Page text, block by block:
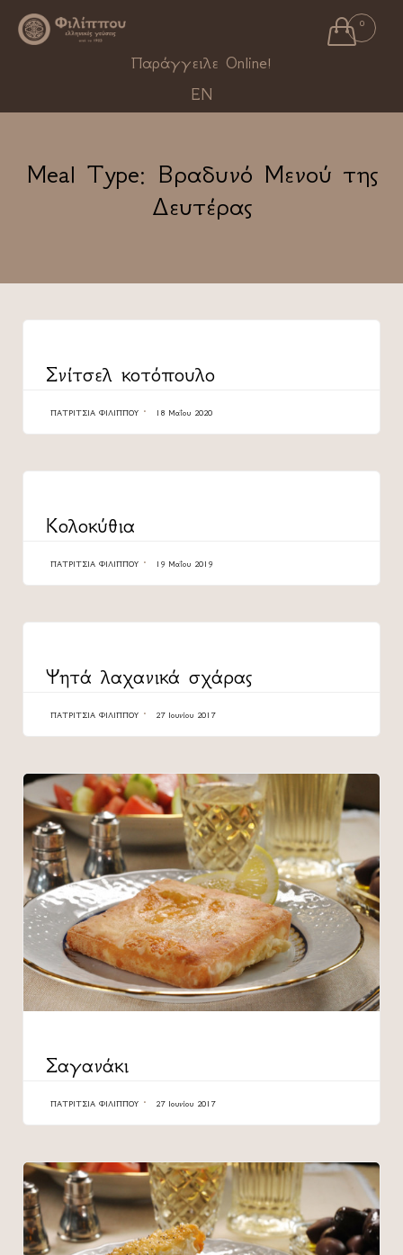
 0
Παράγγειλε Online!
EN
Meal Type: Βραδυνό Μενού της
Δευτέρας
Σνίτσελ κοτόπουλο
ΠΑΤΡΊΤΣΙΑ ΦΙΛΊΠΠΟΥ 18 Μαΐου 2020
Κολοκύθια
ΠΑΤΡΊΤΣΙΑ ΦΙΛΊΠΠΟΥ 19 Μαΐου 2019
Ψητά λαχανικά σχάρας
ΠΑΤΡΊΤΣΙΑ ΦΙΛΊΠΠΟΥ 27 Ιουνίου 2017
Σαγανάκι
ΠΑΤΡΊΤΣΙΑ ΦΙΛΊΠΠΟΥ 27 Ιουνίου 2017